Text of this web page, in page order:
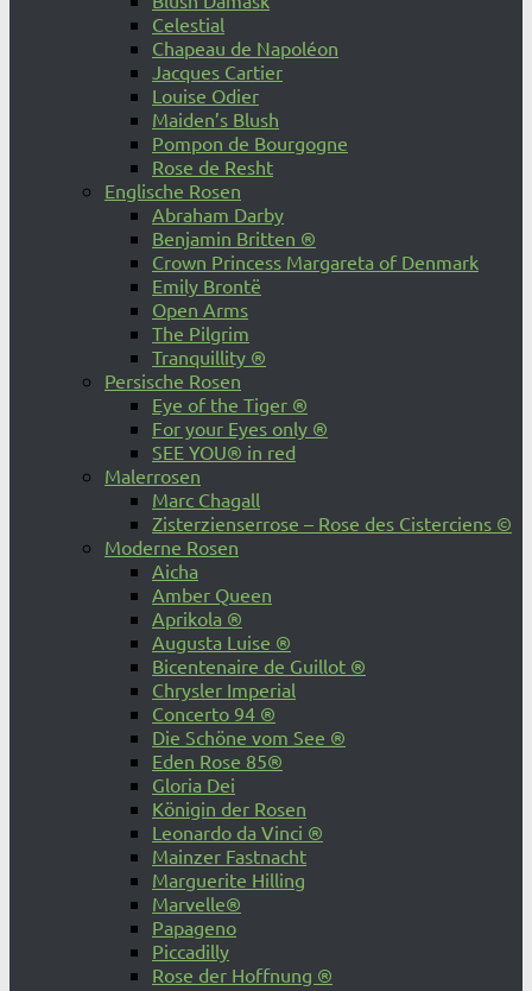
Celestial
Chapeau de Napoléon
Jacques Cartier
Louise Odier
Maiden’s Blush
Pompon de Bourgogne
Rose de Resht
Englische Rosen
Abraham Darby
Benjamin Britten ®
Crown Princess Margareta of Denmark
Emily Brontë
Open Arms
The Pilgrim
Tranquillity ®
Persische Rosen
Eye of the Tiger ®
For your Eyes only ®
SEE YOU® in red
Malerrosen
Marc Chagall
Zisterzienserrose – Rose des Cisterciens ©
Moderne Rosen
Aicha
Amber Queen
Aprikola ®
Augusta Luise ®
Bicentenaire de Guillot ®
Chrysler Imperial
Concerto 94 ®
Die Schöne vom See ®
Eden Rose 85®
Gloria Dei
Königin der Rosen
Leonardo da Vinci ®
Mainzer Fastnacht
Marguerite Hilling
Marvelle®
Papageno
Piccadilly
Rose der Hoffnung ®